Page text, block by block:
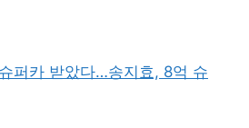
퍼카 받았다…송지효, 8억 슈